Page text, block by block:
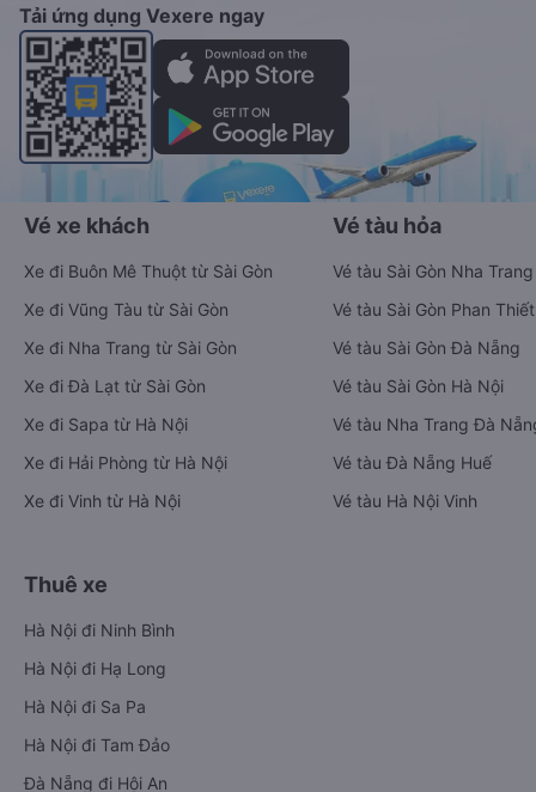
Tải ứng dụng Vexere ngay
Vé xe khách
Xe đi Buôn Mê Thuột từ Sài Gòn
Xe đi Vũng Tàu từ Sài Gòn
Xe đi Nha Trang từ Sài Gòn
Xe đi Đà Lạt từ Sài Gòn
Xe đi Sapa từ Hà Nội
Xe đi Hải Phòng từ Hà Nội
Xe đi Vinh từ Hà Nội
Vé tàu hỏa
Vé tàu Sài Gòn Nha Trang
Vé tàu Sài Gòn Phan Thiết
Vé tàu Sài Gòn Đà Nẵng
Vé tàu Sài Gòn Hà Nội
Vé tàu Nha Trang Đà
Vé tàu Đà Nẵng Huế
Vé tàu Hà Nội Vinh
Thuê xe
Hà Nội đi Ninh Bình
Hà Nội đi Hạ Long
Hà Nội đi Sa Pa
Hà Nội đi Tam Đảo
Đà Nẵng đi Hội An